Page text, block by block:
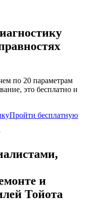
по 20 параметрам
это бесплатно и
Пройти бесплатную
и
Тойота